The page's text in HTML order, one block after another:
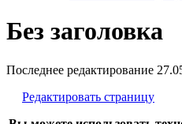
Без заголовка
Последнее редактирование
Редактировать страницу